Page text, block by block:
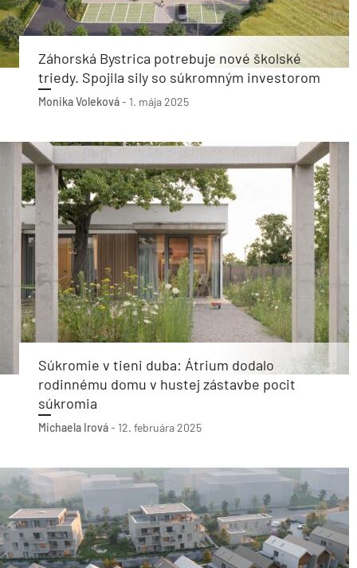
Záhorská Bystrica potrebuje nové školské
triedy. Spojila sily so súkromným investorom
Monika Voleková- 1. mája 2025
Súkromie v tieni duba: Átrium dodalo
rodinnému domu v hustej zástavbe pocit
súkromia
Michaela Irová- 12. februára 2025